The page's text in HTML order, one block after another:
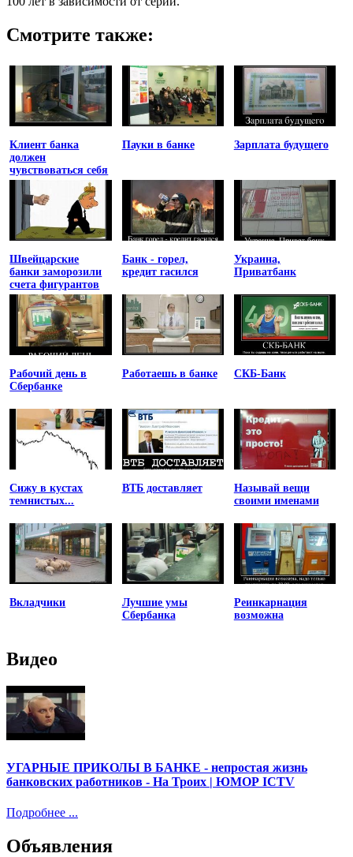
Смотрите также:
Клиент банка
должен
чувствоваться себя
униженным
Пауки в банке Зарплата будущего
Швейцарские
банки заморозили
счета фигурантов
списка
Магнитского
Банк - горел,
кредит гасился
Украина,
Приватбанк
Рабочий день в
Сбербанке
Работаешь в банке СКБ-Банк
Сижу в кустах
темнистых...
ВТБ доставляет
Называй вещи
своими именами
Вкладчики
Лучшие умы
Сбербанка
Реинкарнация
возможна
Видео
УГАРНЫЕ ПРИКОЛЫ В БАНКЕ - непростая жизнь
банковских работников - На Троих | ЮМОР ICTV
Подробнее ...
Объявления